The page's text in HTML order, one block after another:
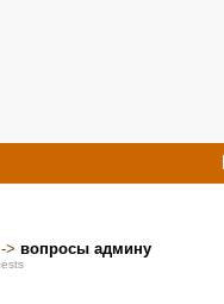
-> вопросы админу